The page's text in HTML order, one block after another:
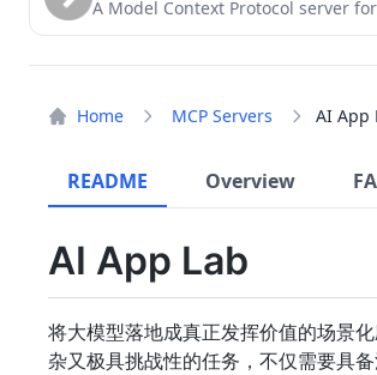
Home MCP Servers AI App
README Overview
AI App Lab
将大模型落地成真正发挥价值的场景
杂又极具挑战性的任务，不仅需要具